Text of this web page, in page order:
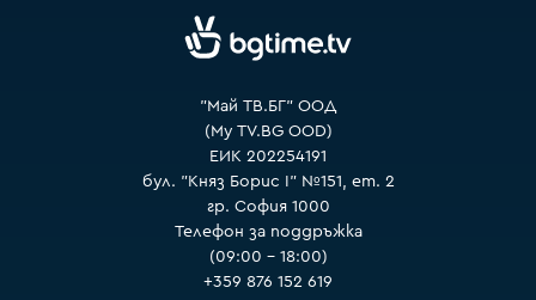
"Май ТВ.БГ" ООД
(My TV.BG OOD)
ЕИК 202254191
бул. "Княз Борис I" №151, ет. 2
гр. София 1000
Телефон за поддръжка
(09:00 – 18:00)
+359 876 152 619